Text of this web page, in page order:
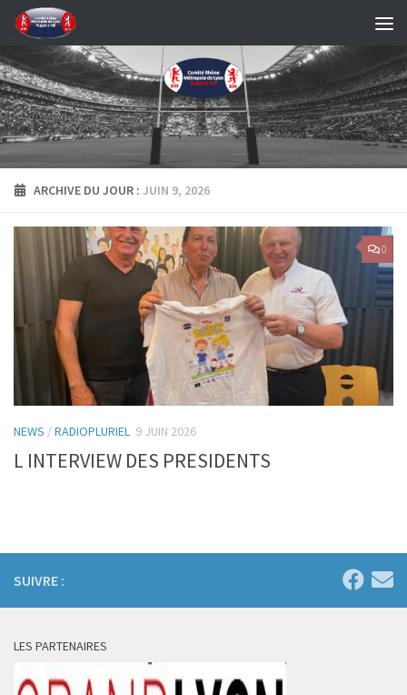
Skip to content
ARCHIVE DU JOUR : JUIN 9, 2026
0
NEWS /RADIOPLURIEL 9 JUIN 2026
L INTERVIEW DES PRESIDENTS
SUIVRE :
LES PARTENAIRES